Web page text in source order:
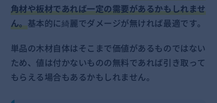
角材や板材であれば一定の需要があるかもしれませ
ん。基本的に綺麗でダメージが無ければ最適です。
単品の木材自体はそこまで価値があるものではない
ため、値は付かないものの無料であれば引き取って
もらえる場合もあるかもしれません。